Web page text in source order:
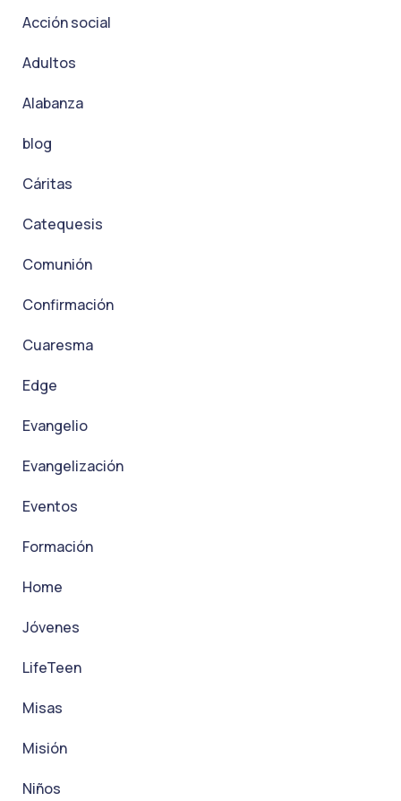
Acción social
Adultos
Alabanza
blog
Cáritas
Catequesis
Comunión
Confirmación
Cuaresma
Edge
Evangelio
Evangelización
Eventos
Formación
Home
Jóvenes
LifeTeen
Misas
Misión
Niños